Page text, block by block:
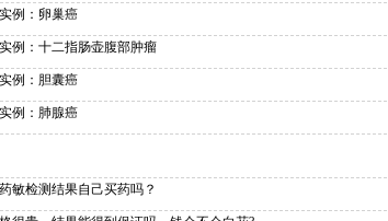
例：卵巢癌
例：十二指肠壶腹部肿瘤
例：胆囊癌
例：肺腺癌
敏检测结果自己买药吗？